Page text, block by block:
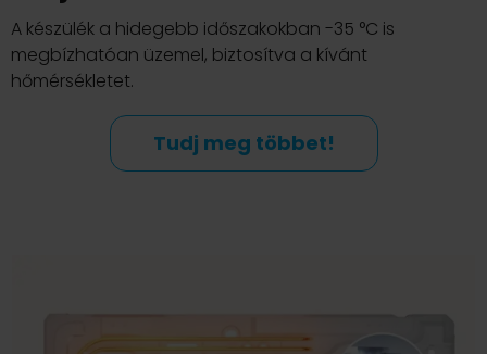
A készülék a hidegebb időszakokban -35 °C is
megbízhatóan üzemel, biztosítva a kívánt
hőmérsékletet.
Tudj meg többet!